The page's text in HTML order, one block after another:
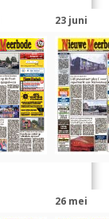
23 juni
26 mei